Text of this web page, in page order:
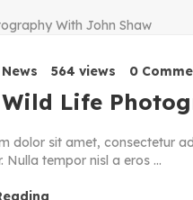
News 564 views 0
Wild Life
dolor sit amet, consectetur
Nulla tempor nisl a eros ...